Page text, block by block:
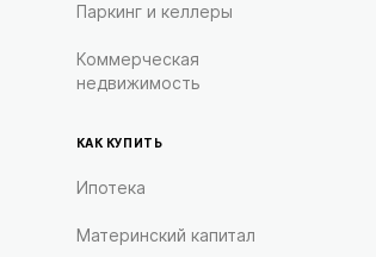
Паркинг и келлеры
Коммерческая
недвижимость
КАК КУПИТЬ
Ипотека
Материнский капитал